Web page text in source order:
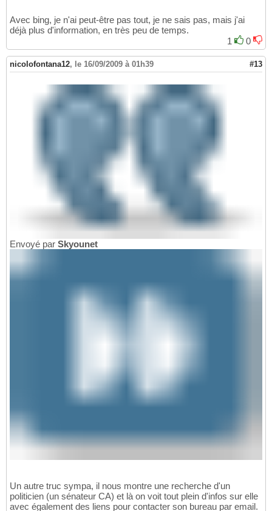
Avec bing, je n'ai peut-être pas tout, je ne sais pas, mais j'ai
déjà plus d'information, en très peu de temps.
1
0
nicolofontana12, le 16/09/2009 à 01h39 #13
Envoyé par Skyounet
Un autre truc sympa, il nous montre une recherche d'un
politicien (un sénateur CA) et là on voit tout plein d'infos sur elle
avec également des liens pour contacter son bureau par email.